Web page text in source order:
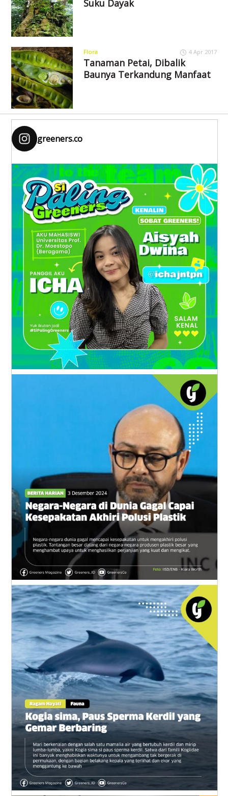
Suku Dayak
Flora 4 Apr 2017
Tanaman Petai, Dibalik
Baunya Terkandung Manfaat
greeners.co